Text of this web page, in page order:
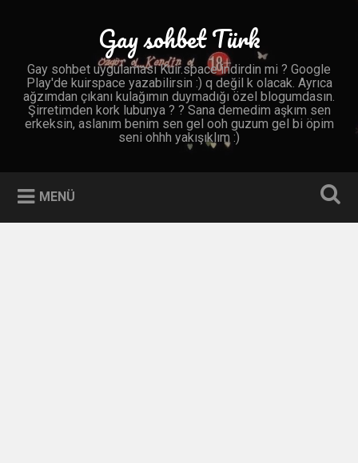
Gay sohbet Türk
Gay sohbet uygulaması Kuir.space indirdin mi ? Google
Play'de kuirspace yazabilirsin :) q değil k olacak. Ayrıca
ağzımdan çıkanı kulağımın duymadığı özel blogumdasın.
Şirretimden kork lubunya ? ? Sana demedim aşkım sen
erkeksin, aslanım benim sen gel ooh guzum gel bi öpim
seni ohhh yakışıklım :)
MENÜ